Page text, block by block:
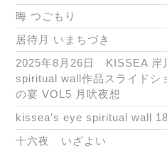
晦 つごもり
居待月 いまちづき
2025年8月26日 KISSEA 岸
spiritual wall作品スライド
の宴 VOL5 月吠夜想
kissea’s eye spiritual wall
十六夜 いざよい